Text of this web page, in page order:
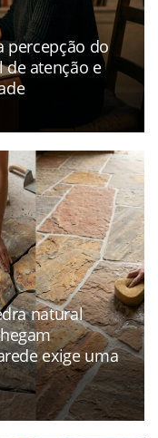
percepção do
atenção e
natural
exige uma